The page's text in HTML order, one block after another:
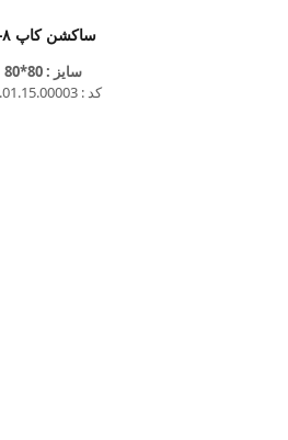
ساکشن کاپ ۸-۸
سایز : 80*80
کد : 10.01.15.00003